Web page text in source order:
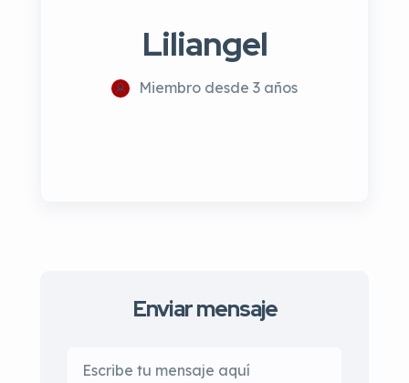
Liliangel
Miembro desde 3 años
Enviar mensaje